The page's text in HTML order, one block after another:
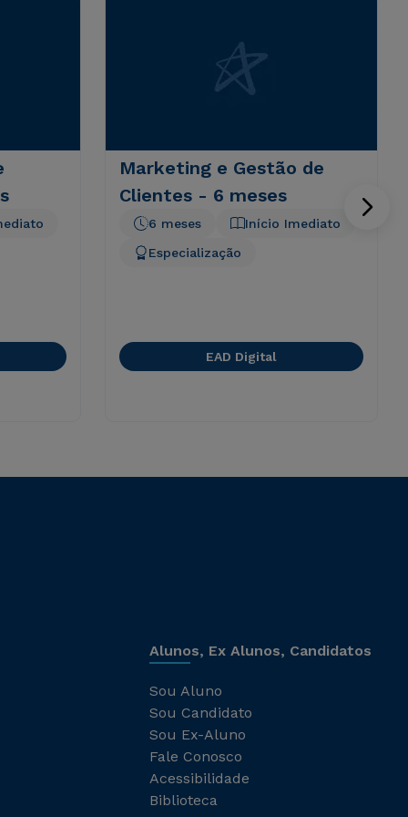
Marketing e Gestão de
Clientes - 6 meses
Início Imediato
6 meses
Especialização
EAD Digital
Alunos, Ex Alunos, Candidatos
Sou Aluno
Sou Candidato
Sou Ex-Aluno
Fale Conosco
Acessibilidade
Biblioteca